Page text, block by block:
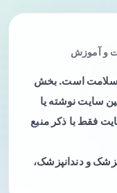
و آموزش
سلامت است. بخش
سایت نوشته یا
فقط با ذکر منبع
و دندانپزشک،